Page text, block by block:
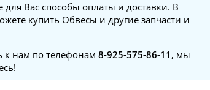
Вас способы оплаты и доставки. В
купить Обвесы и другие запчасти и
к нам по телефонам 8-925-575-86-11 , мы